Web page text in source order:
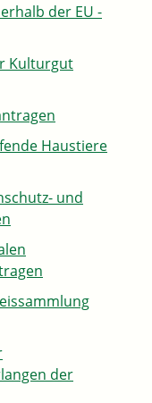
der EU -
Kulturgut
Haustiere
und
der